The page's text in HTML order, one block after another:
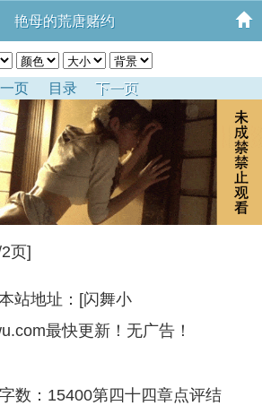
艳母的荒唐赌约
一页 目录 下一页
页]
站地址：[闪舞小
最快更新！无广告！
数：15400第四十四章点评结